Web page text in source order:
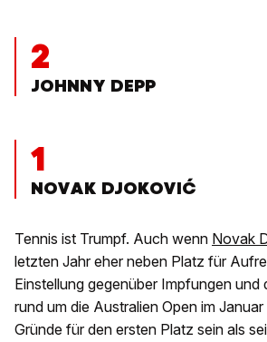
2
JOHNNY DEPP
1
NOVAK DJOKOVIĆ
Tennis ist Trumpf. Auch wenn Novak
letzten Jahr eher neben Platz für
Einstellung gegenüber Impfungen und
rund um die Australien Open im
Gründe für den ersten Platz sein als